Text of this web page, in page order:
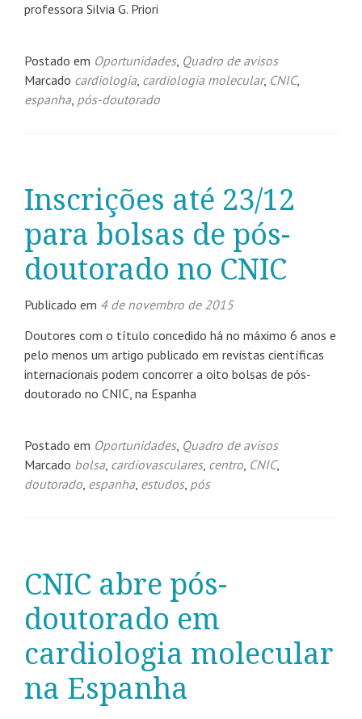
professora Silvia G. Priori
Postado em Oportunidades, Quadro de avisos
Marcado cardiologia, cardiologia molecular, CNIC,
espanha, pós-doutorado
Inscrições até 23/12
para bolsas de pós-
doutorado no CNIC
Publicado em 4 de novembro de 2015
Doutores com o título concedido há no máximo 6 anos e
pelo menos um artigo publicado em revistas científicas
internacionais podem concorrer a oito bolsas de pós-
doutorado no CNIC, na Espanha
Postado em Oportunidades, Quadro de avisos
Marcado bolsa, cardiovasculares, centro, CNIC,
doutorado, espanha, estudos, pós
CNIC abre pós-
doutorado em
cardiologia molecular
na Espanha